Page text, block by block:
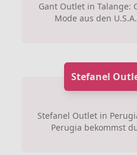
Gant Outlet in Talange:
Mode aus den
Stefanel
Stefanel Outlet in
Perugia bekommst